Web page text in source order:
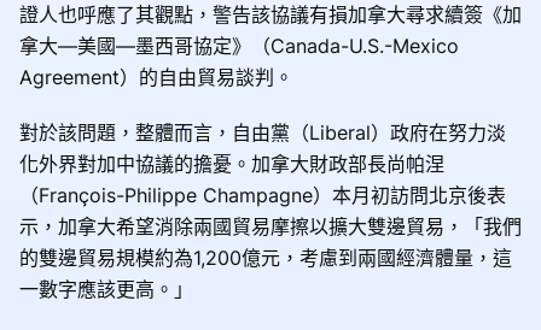
證人也呼應了其觀點，警告該協議有損加拿大尋求續簽《加
拿大—美國—墨西哥協定》（Canada-U.S.-Mexico
Agreement）的自由貿易談判。
對於該問題，整體而言，自由黨（Liberal）政府在努力淡
化外界對加中協議的擔憂。加拿大財政部長尚帕涅
（François-Philippe Champagne）本月初訪問北京後表
示，加拿大希望消除兩國貿易摩擦以擴大雙邊貿易，「我們
的雙邊貿易規模約為1,200億元，考慮到兩國經濟體量，這
一數字應該更高。」